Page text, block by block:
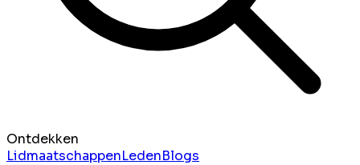
Ontdekken
LidmaatschappenLedenBlogs